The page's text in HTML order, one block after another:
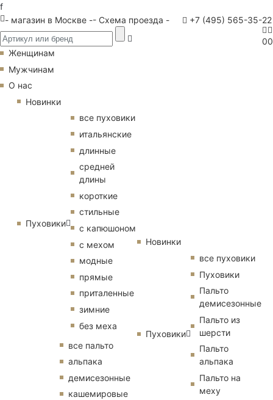
f
- магазин в Москве -- Схема проезда - +7 (495) 565-35-22
00
Женщинам
Мужчинам
О нас
Новинки
Пуховики
все пуховики
итальянские
длинные
средней
длины
короткие
стильные
с капюшоном
с мехом
модные
прямые
приталенные
зимние
без меха
все пальто
альпака
демисезонные
кашемировые
Новинки
Пуховики
все пуховики
Пуховики
Пальто
демисезонные
Пальто из
шерсти
Пальто
альпака
Пальто на
меху